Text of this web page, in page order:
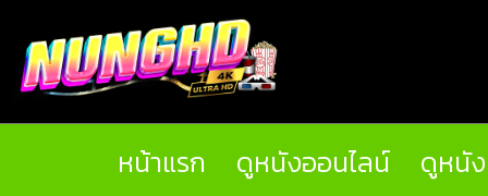
หน้าแรก ดูหนังออนไลน์ ดูหนั